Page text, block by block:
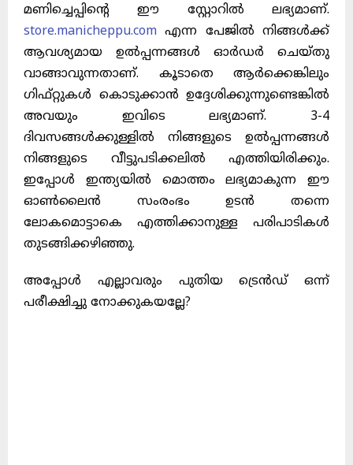
മണിച്ചെപ്പിന്റെ ഈ സ്റ്റോറിൽ ലഭ്യമാണ്.
store.manicheppu.comഎന്ന പേജിൽ നിങ്ങൾക്ക്
ആവശ്യമായ ഉൽപ്പന്നങ്ങൾ ഓർഡർ ചെയ്തു
വാങ്ങാവുന്നതാണ്. കൂടാതെ ആർക്കെങ്കിലും
ഗിഫ്റ്റുകൾ കൊടുക്കാൻ ഉദ്ദേശിക്കുന്നുണ്ടെങ്കിൽ
അവയും ഇവിടെ ലഭ്യമാണ്. 3-4
ദിവസങ്ങൾക്കുള്ളിൽ നിങ്ങളുടെ ഉൽപ്പന്നങ്ങൾ
നിങ്ങളുടെ വീട്ടുപടിക്കലിൽ എത്തിയിരിക്കും.
ഇപ്പോൾ ഇന്ത്യയിൽ മൊത്തം ലഭ്യമാകുന്ന ഈ
ഓൺലൈൻ സംരംഭം ഉടൻ തന്നെ
ലോകമൊട്ടാകെ എത്തിക്കാനുള്ള പരിപാടികൾ
തുടങ്ങിക്കഴിഞ്ഞു.
അപ്പോൾ എല്ലാവരും പുതിയ ട്രെൻഡ് ഒന്ന്
പരീക്ഷിച്ചു നോക്കുകയല്ലേ?